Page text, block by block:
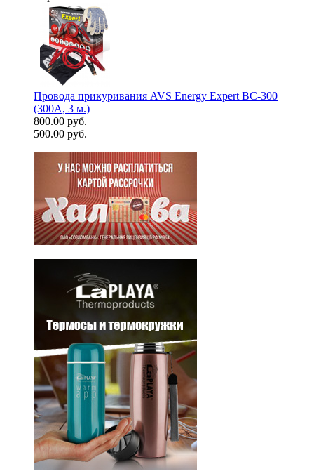
Провода прикуривания AVS Energy Expert BC-300
(300А, 3 м.)
800.00 руб.
500.00 руб.